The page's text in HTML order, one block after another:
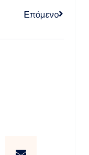
Επόμενο